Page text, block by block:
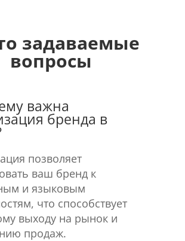
задаваемые
вопросы
важна
бренда в
позволяет
ваш бренд к
и языковым
что способствует
выходу на рынок и
продаж.